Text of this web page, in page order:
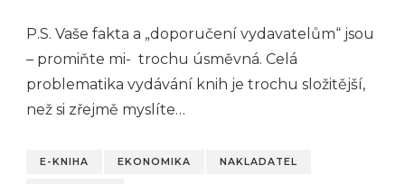
P.S. Vaše fakta a „doporučení vydavatelům“ jsou
– promiňte mi- trochu úsměvná. Celá
problematika vydávání knih je trochu složitější,
než si zřejmě myslíte…
E-KNIHA EKONOMIKA NAKLADATEL